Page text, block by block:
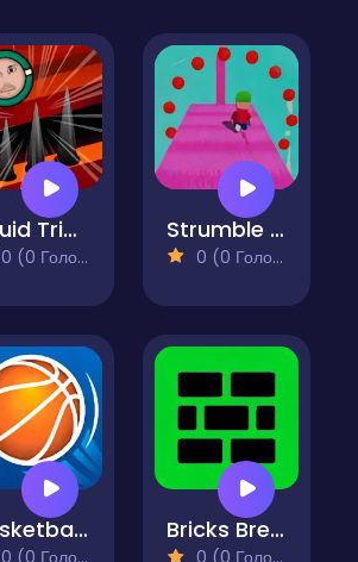
Squid Triple Jump Game
0 (0 Голосів)
Strumble Run Fall Colors
0 (0 Голосів)
Basketball Smash Bricks Breaker